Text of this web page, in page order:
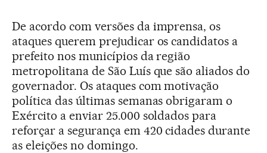
De acordo com versões da imprensa, os
ataques querem prejudicar os candidatos a
prefeito nos municípios da região
metropolitana de São Luís que são aliados do
governador. Os ataques com motivação
política das últimas semanas obrigaram o
Exército a enviar 25.000 soldados para
reforçar a segurança em 420 cidades durante
as eleições no domingo.